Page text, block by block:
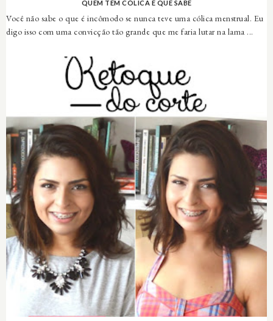
QUEM TEM CÓLICA É QUE SABE
Você não sabe o que é incômodo se nunca teve uma cólica menstrual. Eu
digo isso com uma convicção tão grande que me faria lutar na lama ...